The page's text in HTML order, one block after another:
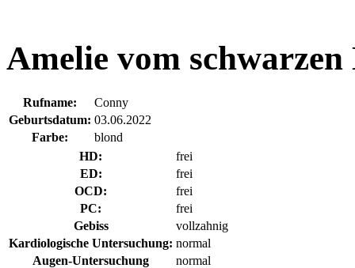
Amelie vom
Rufname:
Conny
Geburtsdatum: 03.06.2022
Farbe:
blond
HD:
frei
ED:
frei
OCD:
frei
PC:
frei
Gebiss
vollzahnig
Kardiologische Untersuchung: normal
Augen-Untersuchung
normal